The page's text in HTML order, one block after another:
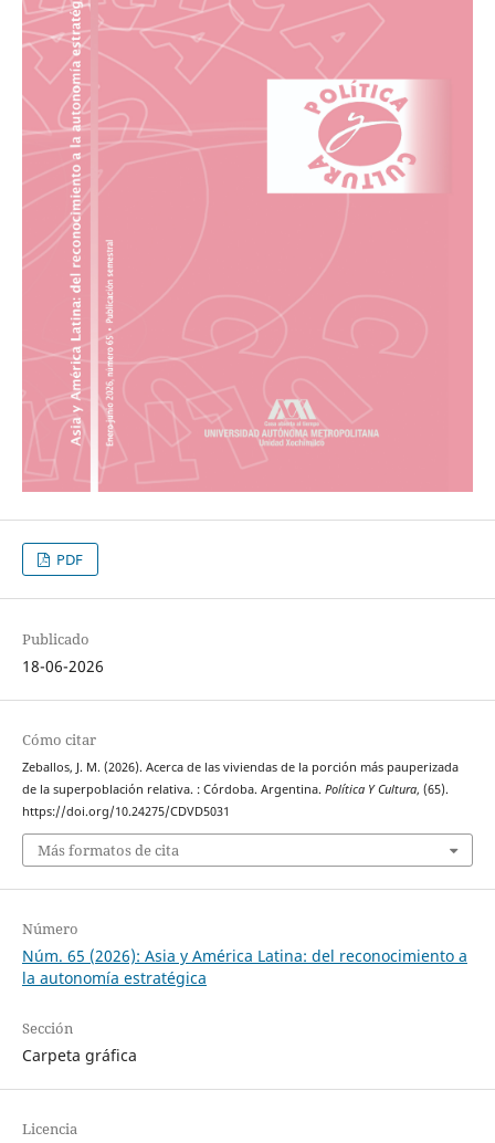
PDF
Publicado
18-06-2026
Cómo citar
Zeballos, J. M. (2026). Acerca de las viviendas de la porción más pauperizada
de la superpoblación relativa. : Córdoba. Argentina. Política Y Cultura, (65).
https://doi.org/10.24275/CDVD5031
Más formatos de cita
Número
Núm. 65 (2026): Asia y América Latina: del reconocimiento a
la autonomía estratégica
Sección
Carpeta gráfica
Licencia